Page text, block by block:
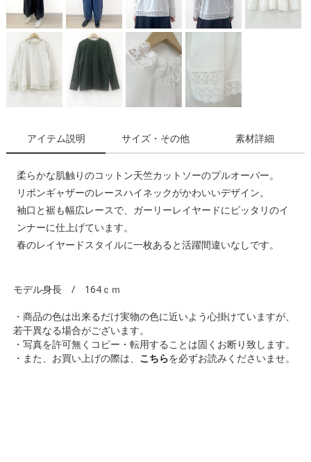
アイテム説明 サイズ・その他 素材詳細
柔らかな肌触りのコットン天竺カットソーのプルオーバー。
リボンギャザーのレースハイネックがかわいいデザイン。
袖口と裾も幅広レースで、ガーリーレイヤードにピッタリのイ
ンナーに仕上げています。
春のレイヤードスタイルに一枚あると活躍間違いなしです。
モデル身長 / 164ｃｍ
・商品の色は出来るだけ実物の色に近いよう心掛けていますが、
若干異なる場合がございます。
・写真を許可無くコピー・転用することは固くお断り致します。
・また、お買い上げの際は、 こちらを必ずお読みくださいませ。